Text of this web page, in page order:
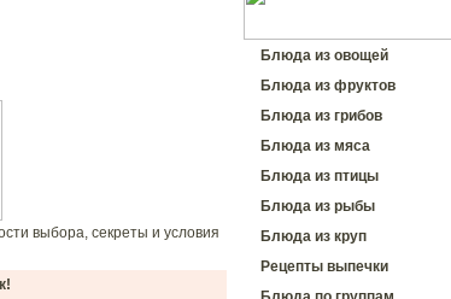
выбора, секреты и условия
Блюда из овощей
Блюда из фруктов
Блюда из грибов
Блюда из мяса
Блюда из птицы
Блюда из рыбы
Блюда из круп
Рецепты выпечки